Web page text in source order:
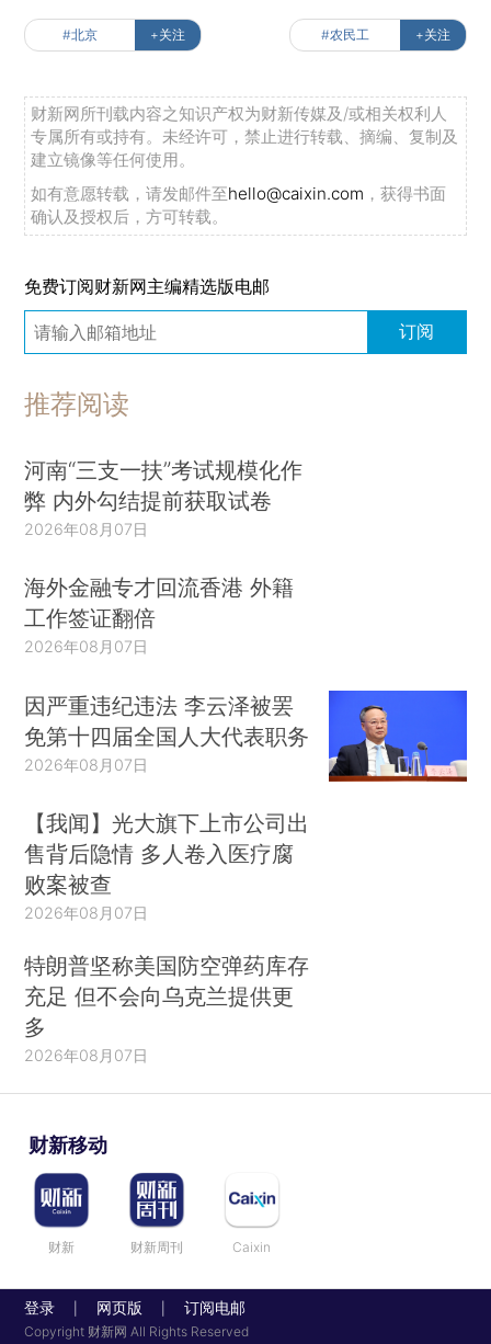
#北京 +关注 #农民工 +关注
财新网所刊载内容之知识产权为财新传媒及/或相关权利人
专属所有或持有。未经许可，禁止进行转载、摘编、复制及
建立镜像等任何使用。
如有意愿转载，请发邮件至hello@caixin.com ，获得书面
确认及授权后，方可转载。
免费订阅财新网主编精选版电邮
订阅
推荐阅读
河南“三支一扶”考试规模化作
弊 内外勾结提前获取试卷
2026年08月07日
海外金融专才回流香港 外籍
工作签证翻倍
2026年08月07日
因严重违纪违法 李云泽被罢
免第十四届全国人大代表职务
2026年08月07日
【我闻】光大旗下上市公司出
售背后隐情 多人卷入医疗腐
败案被查
2026年08月07日
特朗普坚称美国防空弹药库存
充足 但不会向乌克兰提供更
多
2026年08月07日
财新移动
财新 财新周刊 Caixin
登录 网页版 订阅电邮
Copyright 财新网 All Rights Reserved